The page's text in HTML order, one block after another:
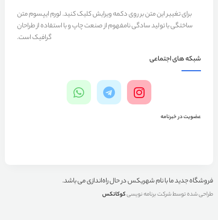
برای تغییر این متن بر روی دکمه ویرایش کلیک کنید. لورم ایپسوم متن
ساختگی با تولید سادگی نامفهوم از صنعت چاپ و با استفاده از طراحان
گرافیک است.
شبکه های اجتماعی
عضویت در خبرنامه
فروشگاه جدید ما با نام شهریکس در حال راه‌اندازی می باشد.
طراحی شده توسط شرکت برنامه نویسیکوکاتکس